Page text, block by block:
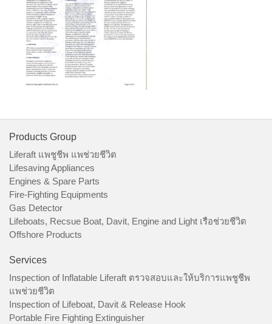
Products Group
Liferaft แพชูชีพ แพช่วยชีวิต
Lifesaving Appliances
Engines & Spare Parts
Fire-Fighting Equipments
Gas Detector
Lifeboats, Recsue Boat, Davit, Engine and Light เรือช่วยชีวิต
Offshore Products
Services
Inspection of Inflatable Liferaft ตรวจสอบและให้บริการแพชูชีพ
แพช่วยชีวิต
Inspection of Lifeboat, Davit & Release Hook
Portable Fire Fighting Extinguisher